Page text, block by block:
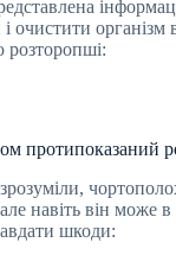
очистити організм
протипоказаний
навіть він може в
шкоди: